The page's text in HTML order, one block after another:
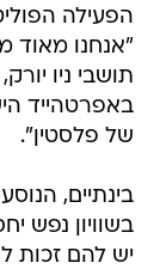
הפעילה
"אנחנו מאוד
תושבי ניו
באפרטהייד
של פלסטין".
בינתיים,
בשוויון נפש
יש להם זכות